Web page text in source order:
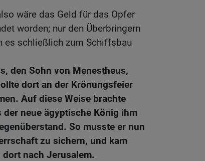
wäre das Geld für das Opfer
worden; nur den Überbringern
es schließlich zum Schiffsbau
den Sohn von Menestheus,
dort an der Krönungsfeier
Auf diese Weise brachte
neue ägyptische König ihm
So musste er nun
zu sichern, und kam
nach Jerusalem.